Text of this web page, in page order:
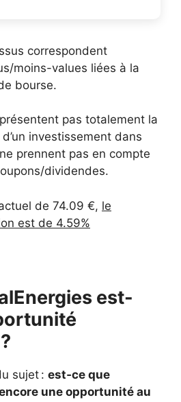
correspondent
moins-values liées à la
bourse.
pas totalement la
investissement dans
prennent pas en compte
dividendes.
de 74.09 €, le
est de 4.59%
est-
sujet : est‑ce que
une opportunité au